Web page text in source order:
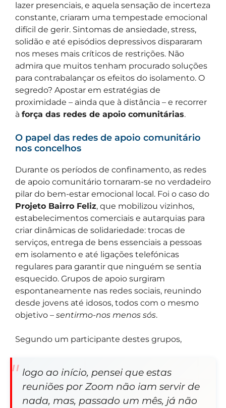
lazer presenciais, e aquela sensação de incerteza
constante, criaram uma tempestade emocional
difícil de gerir. Sintomas de ansiedade, stress,
solidão e até episódios depressivos dispararam
nos meses mais críticos de restrições. Não
admira que muitos tenham procurado soluções
para contrabalançar os efeitos do isolamento. O
segredo? Apostar em estratégias de
proximidade – ainda que à distância – e recorrer
à força das redes de apoio comunitárias.
O papel das redes de apoio comunitário
nos concelhos
Durante os períodos de confinamento, as redes
de apoio comunitário tornaram-se no verdadeiro
pilar do bem-estar emocional local. Foi o caso do
Projeto Bairro Feliz, que mobilizou vizinhos,
estabelecimentos comerciais e autarquias para
criar dinâmicas de solidariedade: trocas de
serviços, entrega de bens essenciais a pessoas
em isolamento e até ligações telefónicas
regulares para garantir que ninguém se sentia
esquecido. Grupos de apoio surgiram
espontaneamente nas redes sociais, reunindo
desde jovens até idosos, todos com o mesmo
objetivo – sentirmo-nos menos sós.
Segundo um participante destes grupos,
logo ao início, pensei que estas
reuniões por Zoom não iam servir de
nada, mas, passado um mês, já não